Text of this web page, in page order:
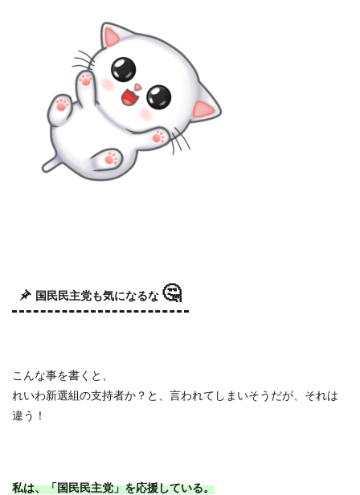
国民民主党も気になるな 🤔
こんな事を書くと、
れいわ新選組の支持者か？と、言われてしまいそうだが、それは
違う！
私は、「国民民主党」を応援している。